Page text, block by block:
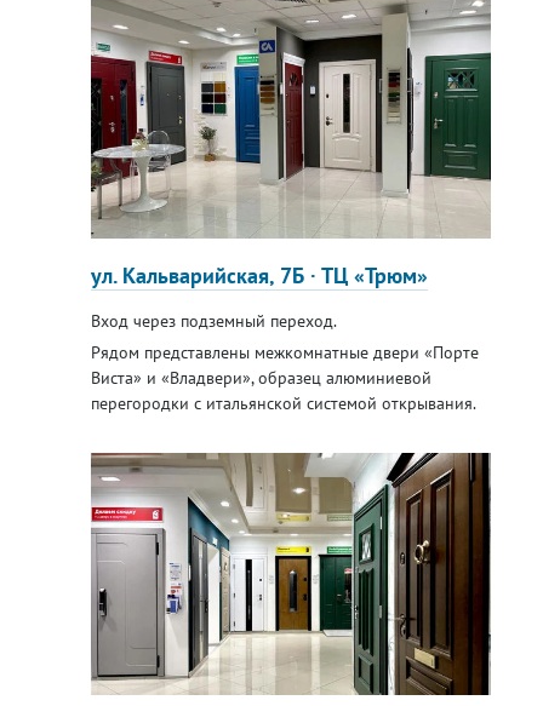
ул. Кальварийская, 7Б · ТЦ «Трюм»
Вход через подземный переход.
Рядом представлены межкомнатные двери «Порте
Виста» и «Владвери», образец алюминиевой
перегородки с итальянской системой открывания.